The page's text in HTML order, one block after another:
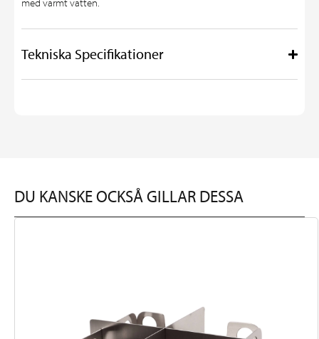
med varmt vatten.
Tekniska Specifikationer
DU KANSKE OCKSÅ GILLAR DESSA